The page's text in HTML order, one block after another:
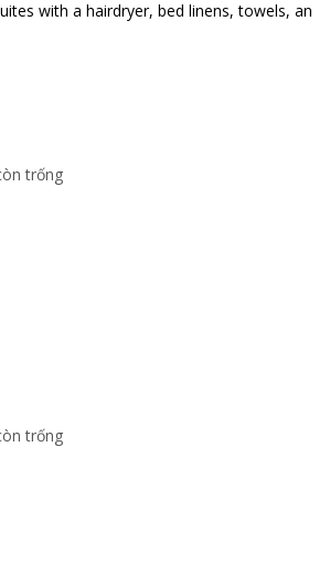
with a hairdryer, bed linens, towels, an
trống
trống